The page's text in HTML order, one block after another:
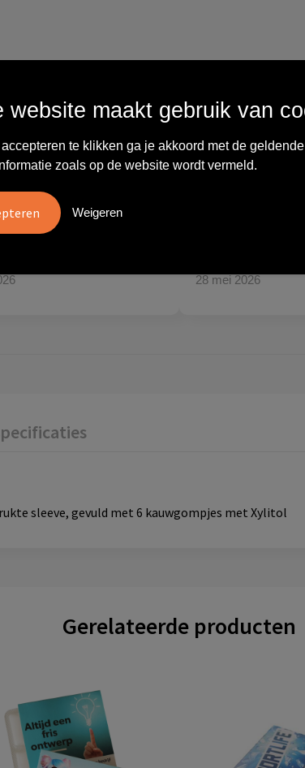
Wat anderen zeggen
over
Ravelli Relatie
Het contact was
en prettig, we w..."
"Ze denken in
28 mei 2026
sleeve, gevuld met 6 kauwgompjes met Xylitol
Gerelateerde producten
website maakt gebruik van
te klikken ga je akkoord met de
zoals op de website wordt vermeld.
Weigeren